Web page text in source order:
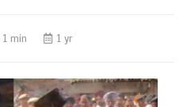
1 min 1 yr